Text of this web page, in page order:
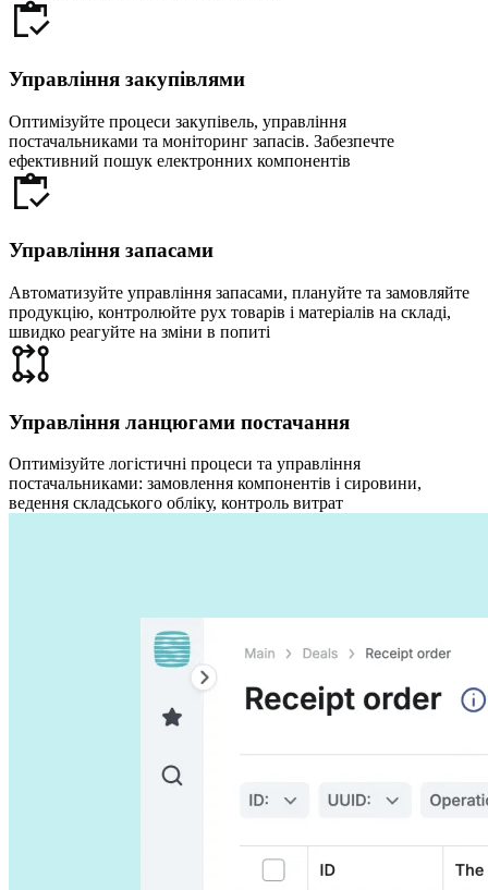
Управління закупівлями
Оптимізуйте процеси закупівель, управління
постачальниками та моніторинг запасів. Забезпечте
ефективний пошук електронних компонентів
Управління запасами
Автоматизуйте управління запасами, плануйте та замовляйте
продукцію, контролюйте рух товарів і матеріалів на складі,
швидко реагуйте на зміни в попиті
Управління ланцюгами постачання
Оптимізуйте логістичні процеси та управління
постачальниками: замовлення компонентів і сировини,
ведення складського обліку, контроль витрат